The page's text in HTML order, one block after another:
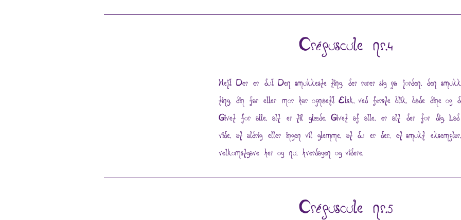
Crépuscule nr.4
Hej! Der er du! Den smukkeste ting, der rører sig på jorden, den
ting, din far eller mor har opnået! Elsk, ved første blik, både dine og
Givet for alle, alt er til glæde. Givet af alle, er alt der for dig. Lad
vide, at aldrig eller ingen vil glemme, at du er der, et smukt
velkomstgave her og nu, hverdagen og videre.
Crépuscule nr.5